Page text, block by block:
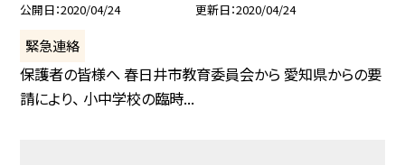
公開日 2020/04/24 更新日 2020/04/24
緊急連絡
保護者の皆様へ 春日井市教育委員会から 愛知県からの要
請により、 小中学校の臨時...